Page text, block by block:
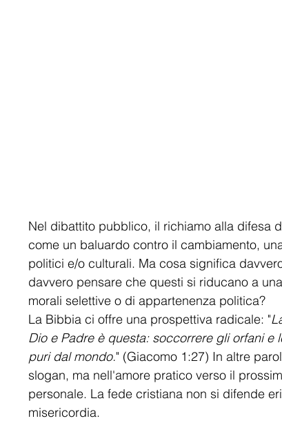
Nel dibattito pubblico, il richiamo alla difesa
come un baluardo contro il cambiamento,
politici e/o culturali. Ma cosa significa
davvero pensare che questi si riducano a
morali selettive o di appartenenza politica?
La Bibbia ci offre una prospettiva radicale: "
Dio e Padre è questa: soccorrere gli orfani
puri dal mondo." (Giacomo 1:27) In altre
slogan, ma nell'amore pratico verso il
personale. La fede cristiana non si difende
misericordia.